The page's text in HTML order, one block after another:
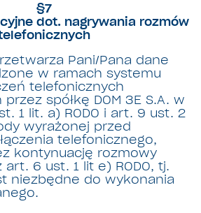
§7
dot. nagrywania rozmów
Pani/Pana dane
w ramach systemu
telefonicznych
spółkę DOM 3E S.A. w
1 lit. a) RODO i art. 9 ust. 2
wyrażonej przed
telefonicznego,
kontynuację rozmowy
6 ust. 1 lit e) RODO, tj.
niezbędne do wykonania